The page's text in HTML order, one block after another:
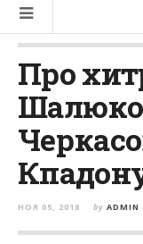
Про
НОЯ 05, 2018 by ADMIN